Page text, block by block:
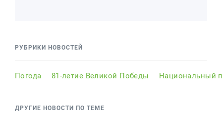
РУБРИКИ НОВОСТЕЙ
Погода 81-летие Великой Победы Национальный
ДРУГИЕ НОВОСТИ ПО ТЕМЕ